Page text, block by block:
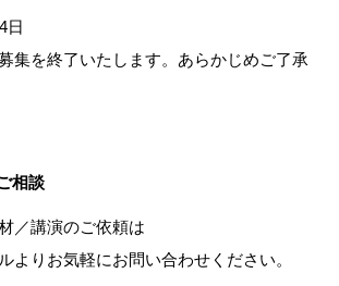
日
集を終了いたします。あらかじめご了承
相談
／講演のご依頼は
よりお気軽にお問い合わせください。